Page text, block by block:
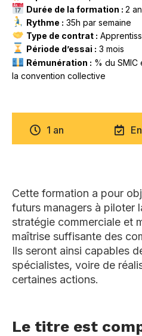
Durée de la formation : 2
Rythme : 35h par semaine
Type de contrat :
Période d’essai : 3 mois
Rémunération : % du SMIC
la convention collective
1 an
Cette formation a pour
futurs managers à piloter
stratégie commerciale et
maîtrise suffisante des
Ils seront ainsi capables
spécialistes, voire de
certaines actions.
Le titre est